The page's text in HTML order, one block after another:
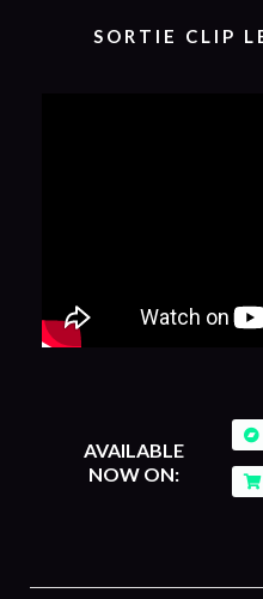
SORTIE CLIP
AVAILABLE
NOW ON: